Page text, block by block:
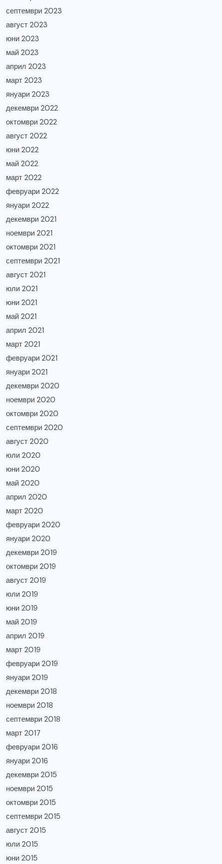
септември 2023
август 2023
юни 2023
май 2023
април 2023
март 2023
януари 2023
декември 2022
октомври 2022
август 2022
юни 2022
май 2022
март 2022
февруари 2022
януари 2022
декември 2021
ноември 2021
октомври 2021
септември 2021
август 2021
юли 2021
юни 2021
май 2021
април 2021
март 2021
февруари 2021
януари 2021
декември 2020
ноември 2020
октомври 2020
септември 2020
август 2020
юли 2020
юни 2020
май 2020
април 2020
март 2020
февруари 2020
януари 2020
декември 2019
октомври 2019
август 2019
юли 2019
юни 2019
май 2019
април 2019
март 2019
февруари 2019
януари 2019
декември 2018
ноември 2018
септември 2018
март 2017
февруари 2016
януари 2016
декември 2015
ноември 2015
октомври 2015
септември 2015
август 2015
юли 2015
юни 2015